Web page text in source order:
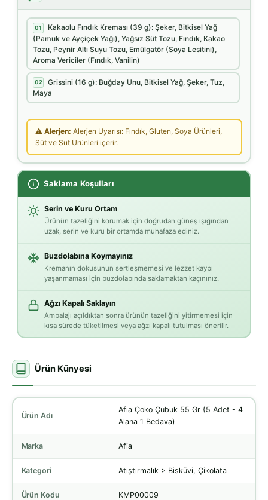
01
Kakaolu Fındık Kreması (39 g): Şeker, Bitkisel Yağ
(Pamuk ve Ayçiçek Yağı), Yağsız Süt Tozu, Fındık, Kakao
Tozu, Peynir Altı Suyu Tozu, Emülgatör (Soya Lesitini),
Aroma Vericiler (Fındık, Vanilin)
02
Grissini (16 g): Buğday Unu, Bitkisel Yağ, Şeker, Tuz,
Maya
⚠ Alerjen: Alerjen Uyarısı: Fındık, Gluten, Soya Ürünleri,
Süt ve Süt Ürünleri içerir.
Saklama Koşulları
Serin ve Kuru Ortam
Ürünün tazeliğini korumak için doğrudan güneş ışığından
uzak, serin ve kuru bir ortamda muhafaza ediniz.
Buzdolabına Koymayınız
Kremanın dokusunun sertleşmemesi ve lezzet kaybı
yaşanmaması için buzdolabında saklamaktan kaçınınız.
Ağzı Kapalı Saklayın
Ambalajı açıldıktan sonra ürünün tazeliğini yitirmemesi için
kısa sürede tüketilmesi veya ağzı kapalı tutulması önerilir.
Ürün Künyesi
Ürün Adı
Afia Çoko Çubuk 55 Gr (5 Adet - 4
Alana 1 Bedava)
Marka Afia
Kategori Atıştırmalık > Bisküvi, Çikolata
Ürün Kodu KMP00009